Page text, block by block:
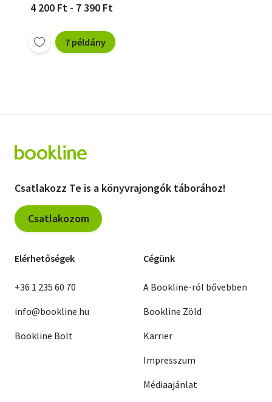
4 200 Ft - 7 390 Ft
7 példány
Csatlakozz Te is a könyvrajongók táborához!
Csatlakozom
Elérhetőségek
+36 1 235 60 70
info@bookline.hu
Bookline Bolt
Cégünk
A Bookline-ról bővebben
Bookline Zöld
Karrier
Impresszum
Médiaajánlat